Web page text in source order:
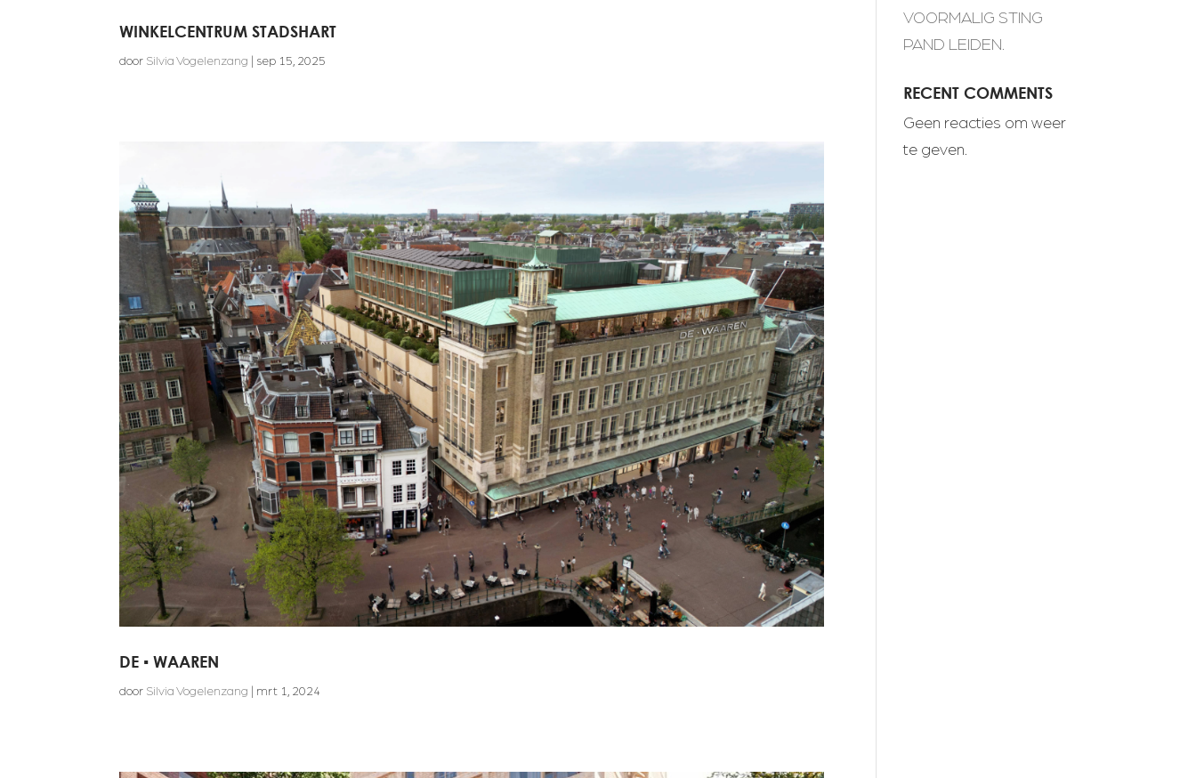
WINKELCENTRUM STADSHART
door Silvia Vogelenzang sep 15, 2025
DE ▪ WAAREN
door Silvia Vogelenzang mrt 1, 2024
VOORMALIG STING
PAND LEIDEN.
RECENT COMMENTS
Geen reacties om weer
te geven.